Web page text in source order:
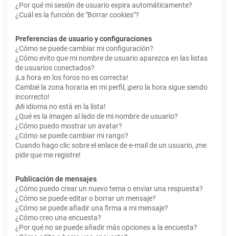
¿Por qué mi sesión de usuario expira automáticamente?
¿Cuál es la función de "Borrar cookies"?
Preferencias de usuario y configuraciones
¿Cómo se puede cambiar mi configuración?
¿Cómo evito que mi nombre de usuario aparezca en las listas
de usuarios conectados?
¡La hora en los foros no es correcta!
Cambié la zona horaria en mi perfil, ¡pero la hora sigue siendo
incorrecto!
¡Mi idioma no está en la lista!
¿Qué es la imagen al lado de mi nombre de usuario?
¿Cómo puedo mostrar un avatar?
¿Cómo se puede cambiar mi rango?
Cuando hago clic sobre el enlace de e-mail de un usuario, ¡me
pide que me registre!
Publicación de mensajes
¿Cómo puedo crear un nuevo tema o enviar una respuesta?
¿Cómo se puede editar o borrar un mensaje?
¿Cómo se puede añadir una firma a mi mensaje?
¿Cómo creo una encuesta?
¿Por qué no se puede añadir más opciones a la encuesta?